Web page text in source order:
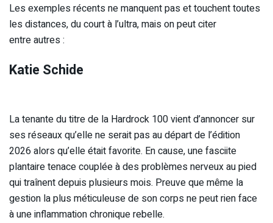
Les exemples récents ne manquent pas et touchent toutes
les distances, du court à l’ultra, mais on peut citer
entre autres :
Katie Schide
La tenante du titre de la Hardrock 100 vient d’annoncer sur
ses réseaux qu’elle ne serait pas au départ de l’édition
2026 alors qu’elle était favorite. En cause, une fasciite
plantaire tenace couplée à des problèmes nerveux au pied
qui traînent depuis plusieurs mois. Preuve que même la
gestion la plus méticuleuse de son corps ne peut rien face
à une inflammation chronique rebelle.